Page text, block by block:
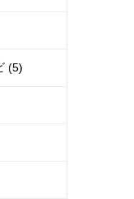
(5)